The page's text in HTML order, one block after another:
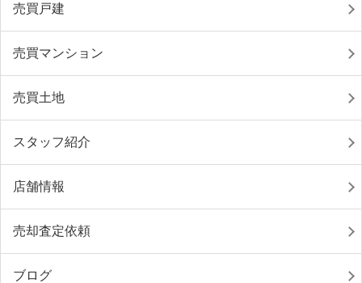
売買戸建
売買マンション
売買土地
スタッフ紹介
店舗情報
売却査定依頼
ブログ